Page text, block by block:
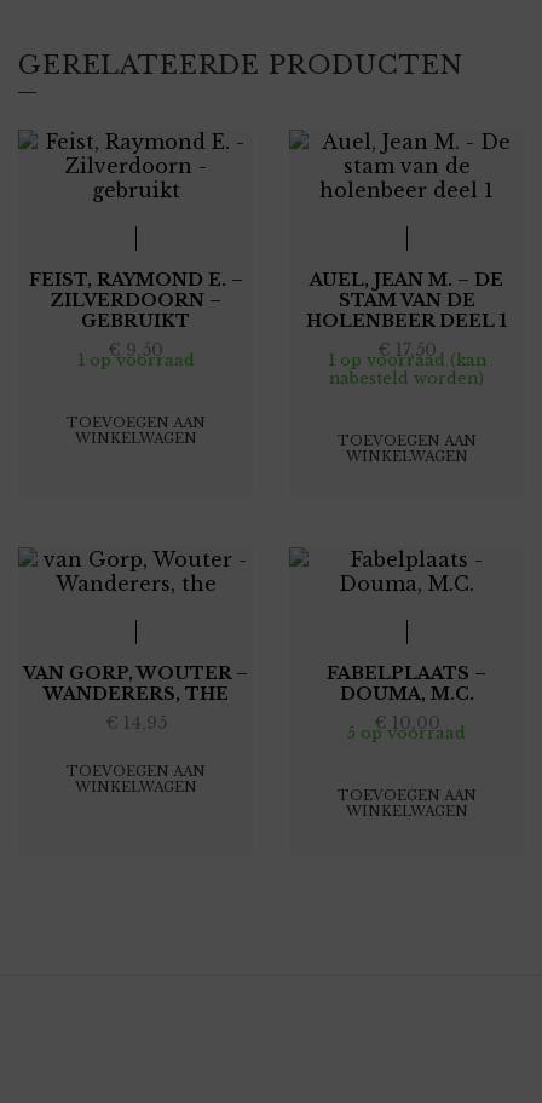
GERELATEERDE PRODUCTEN
FEIST, RAYMOND E. –
ZILVERDOORN –
GEBRUIKT
€ 9,50
1 op voorraad
TOEVOEGEN AAN
WINKELWAGEN
AUEL, JEAN M. – DE
STAM VAN DE
HOLENBEER DEEL 1
€ 17,50
1 op voorraad (kan
nabesteld worden)
TOEVOEGEN AAN
WINKELWAGEN
VAN GORP, WOUTER –
WANDERERS, THE
€ 14,95
TOEVOEGEN AAN
WINKELWAGEN
FABELPLAATS –
DOUMA, M.C.
€ 10,00
5 op voorraad
TOEVOEGEN AAN
WINKELWAGEN